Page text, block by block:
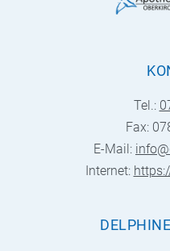
Tel.:
Fax:
E-Mail:
Internet: